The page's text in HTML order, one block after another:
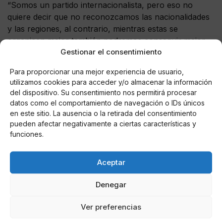
Gestionar el consentimiento
Para proporcionar una mejor experiencia de usuario,
utilizamos cookies para acceder y/o almacenar la información
del dispositivo. Su consentimiento nos permitirá procesar
datos como el comportamiento de navegación o IDs únicos
en este sitio. La ausencia o la retirada del consentimiento
pueden afectar negativamente a ciertas características y
funciones.
Aceptar
Denegar
Ver preferencias
“Somos un partido internacionalista, pero eso no
quiere decir que no reconozcamos las nacionalidades
y las regiones, al contrario, mientras estas se
organicen mejor también podremos conseguir mejor
nuestras reivindicaciones”.
Es necesario y fundamental que los que dirigen el
rumbo del Partido Socialista, que lean lo que
defendían sus fundadores y militantes más activos de
esos tiempos, para poder entender la cuestión
catalana.
AUTOR
APACHE